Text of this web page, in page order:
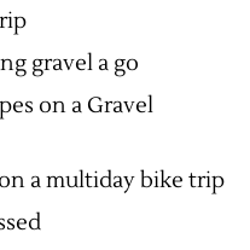
gravel a go
on a Gravel
a multiday bike trip